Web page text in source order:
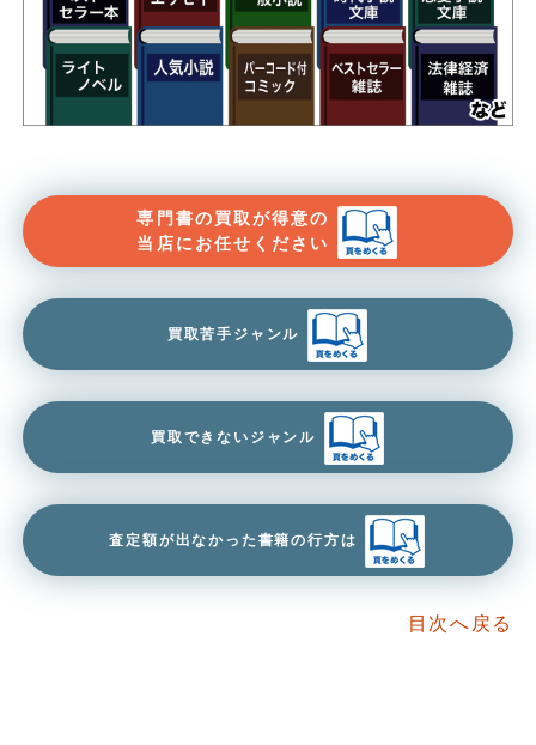
専門書の買取が得意の
当店にお任せください
買取苦手ジャンル
買取できないジャンル
査定額が出なかった書籍の行方は
目次へ戻る